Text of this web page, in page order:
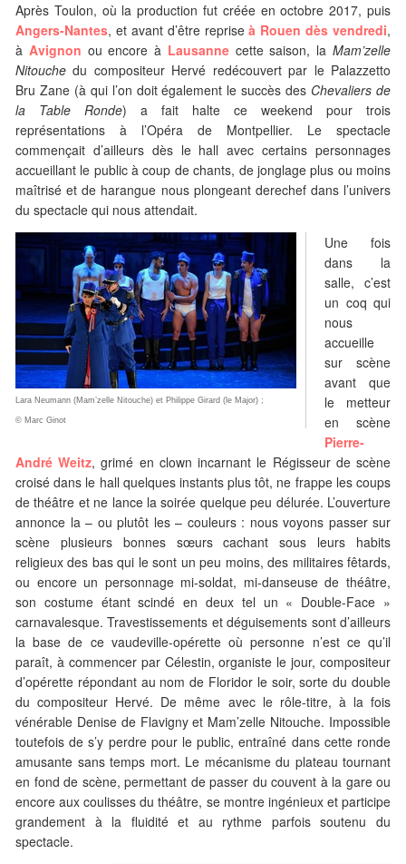
Après Toulon, où la production fut créée en octobre 2017, puis
Angers-Nantes, et avant d’être repriseà Rouen dès vendredi,
à Avignon ou encore à Lausannecette saison, laMam’zelle
Nitouche du compositeur Hervé redécouvert par le Palazzetto
Bru Zane (à qui l’on doit également le succès des Chevaliers de
la Table Ronde) a fait halte ce weekend pour trois
représentations à l’Opéra de Montpellier. Le spectacle
commençait d’ailleurs dès le hall avec certains personnages
accueillant le public à coup de chants, de jonglage plus ou moins
maîtrisé et de harangue nous plongeant derechef dans l’univers
du spectacle qui nous attendait.
Lara Neumann (Mam’zelle Nitouche) et Philippe Girard (le Major) ;
© Marc Ginot
Une fois
dans la
salle, c’est
un coq qui
nous
accueille
sur scène
avant que
le metteur
en scène
Pierre-
André Weitz, grimé en clown incarnant le Régisseur de scène
croisé dans le hall quelques instants plus tôt, ne frappe les coups
de théâtre et ne lance la soirée quelque peu délurée. L’ouverture
annonce la – ou plutôt les – couleurs : nous voyons passer sur
scène plusieurs bonnes sœurs cachant sous leurs habits
religieux des bas qui le sont un peu moins, des militaires fêtards,
ou encore un personnage mi-soldat, mi-danseuse de théâtre,
son costume étant scindé en deux tel un « Double-Face »
carnavalesque. Travestissements et déguisements sont d’ailleurs
la base de ce vaudeville-opérette où personne n’est ce qu’il
paraît, à commencer par Célestin, organiste le jour, compositeur
d’opérette répondant au nom de Floridor le soir, sorte du double
du compositeur Hervé. De même avec le rôle-titre, à la fois
vénérable Denise de Flavigny et Mam’zelle Nitouche. Impossible
toutefois de s’y perdre pour le public, entraîné dans cette ronde
amusante sans temps mort. Le mécanisme du plateau tournant
en fond de scène, permettant de passer du couvent à la gare ou
encore aux coulisses du théâtre, se montre ingénieux et participe
grandement à la fluidité et au rythme parfois soutenu du
spectacle.